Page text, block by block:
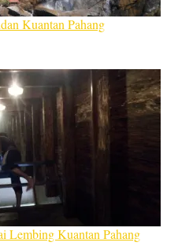
Kuantan Pahang
Lembing Kuantan Pahang